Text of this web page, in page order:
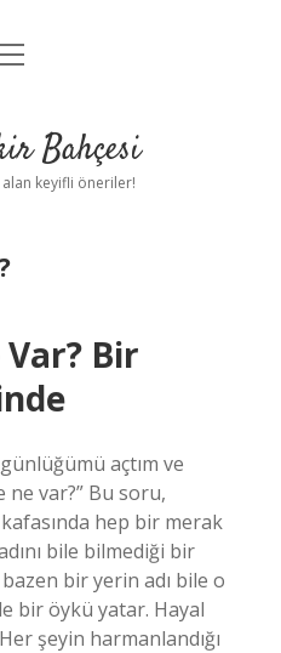
Uyarı
Bahçesi
keyifli öneriler!
Bir
açtım ve
ne var?” Bu soru,
hep bir merak
bile bilmediği bir
bir yerin adı bile o
bir öykü yatar. Hayal
şeyin harmanlandığı